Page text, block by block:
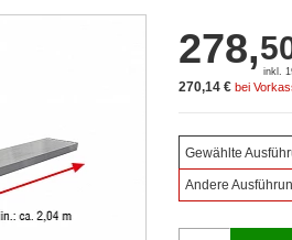
278, inkl.
270,14 € bei
Gewählte
Andere